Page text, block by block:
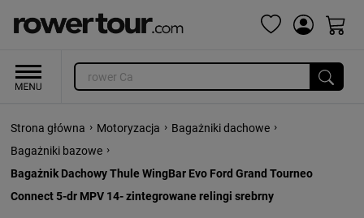
Strona główna › Motoryzacja › Bagażniki dachowe ›
Bagażniki bazowe ›
Bagażnik Dachowy Thule WingBar Evo Ford Grand Tourneo
Connect 5-dr MPV 14- zintegrowane relingi srebrny